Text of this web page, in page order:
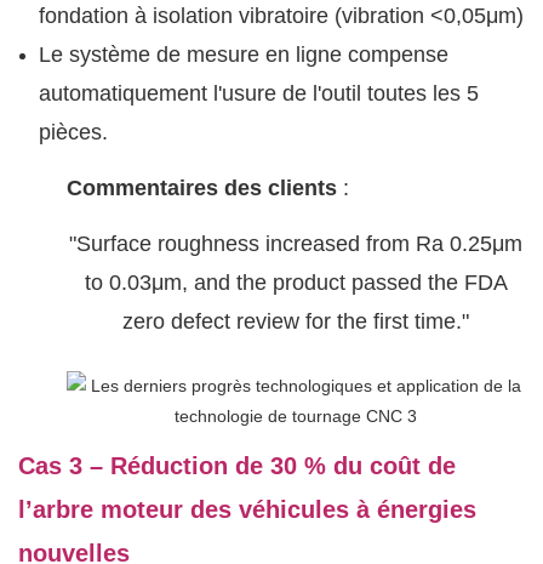
fondation à isolation vibratoire (vibration <0,05μm)
Le système de mesure en ligne compense
automatiquement l'usure de l'outil toutes les 5
pièces.
Commentaires des clients :
"Surface roughness increased from Ra 0.25μm
to 0.03μm, and the product passed the FDA
zero defect review for the first time."
Cas 3 – Réduction de 30 % du coût de
l’arbre moteur des véhicules à énergies
nouvelles